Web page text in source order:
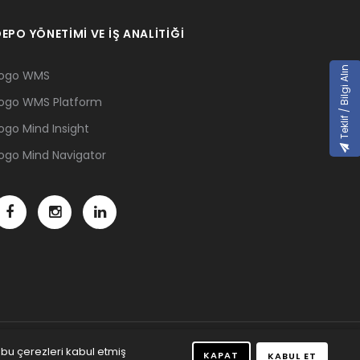
YÖNETİMİ VE İŞ ANALİTİĞİ
WMS
WMS Platform
Mind Insight
Mind Navigator
çerezleri kabul etmiş KAPAT KABUL ET
Teklif / Bilgi Alın